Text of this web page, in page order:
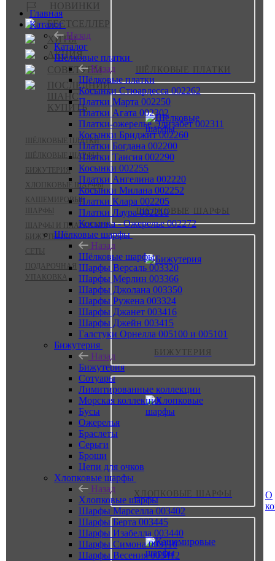
НОВИНКИ
БЕСТСЕЛЛЕР
ХИТЫ
АКЦИЯ
СОВЕТУЕМ
ПОСЛЕДНИЙ
ШАНС
КУПИТЬ
ШЁЛКОВЫЕ ПЛАТКИ
ШЁЛКОВЫЕ ШАРФЫ
БИЖУТЕРИЯ
ХЛОПКОВЫЕ ШАРФЫ
КАШЕМИРОВЫЕ
ШАРФЫ
ШАРФЫ И ПЛАТКИ БЕЗ
БИЖУТЕРИИ
СЕТЫ
ПОДАРОЧНАЯ
УПАКОВКА
ШЁЛКОВЫЕ ПЛАТКИ
ШЁЛКОВЫЕ ШАРФЫ
БИЖУТЕРИЯ
ХЛОПКОВЫЕ ШАРФЫ
О
Главная
Каталог
Назад
Каталог
Шёлковые платки
Назад
Шёлковые платки
Косынки Стюардесса 002262
Платки Марта 002250
Платки Агата 002302
Платки-ожерелье Элизабет 002311
Косынки Бриджит 002260
Платки Богдана 002200
Платки Таисия 002290
Косынки 002255
Платки Ангелина 002220
Косынки Милана 002252
Платки Клара 002205
Платки Лаура 002210
Косынка - Ожерелье 002272
Шёлковые шарфы
Назад
Шёлковые шарфы
Шарфы Версаль 003320
Шарфы Мерлин 003366
Шарфы Джолана 003350
Шарфы Ружена 003324
Шарфы Джанет 003416
Шарфы Джейн 003415
Галстуки Орнелла 005100 и 005101
Бижутерия
Назад
Бижутерия
Сотуары
Лимитированные коллекции
Морская коллекция
Бусы
Ожерелья
Браслеты
Серьги
Броши
Цепи для очков
Хлопковые шарфы
Назад
Хлопковые шарфы
Шарфы Марселла 003402
Шарфы Берта 003445
Шарфы Изабелла 003440
Шарфы Симона 003110
Шарфы Весения 003412